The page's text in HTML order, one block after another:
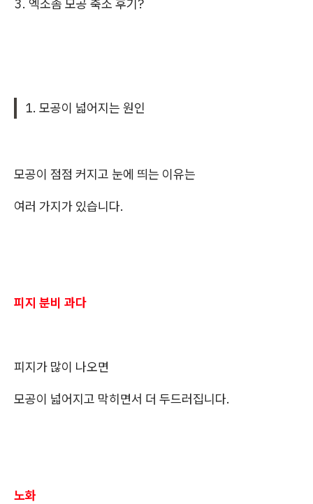
3. 엑소좀 모공 축소 후기?
1. 모공이 넓어지는 원인
모공이 점점 커지고 눈에 띄는 이유는
여러 가지가 있습니다.
피지 분비 과다
피지가 많이 나오면
모공이 넓어지고 막히면서 더 두드러집니다.
노화